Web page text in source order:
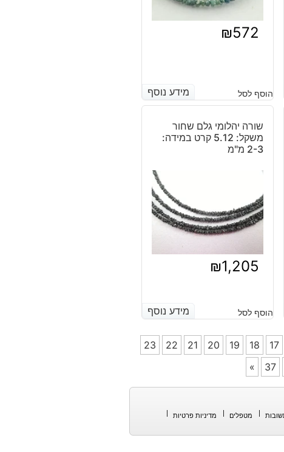
₪572
מידע נוסף הוסף לסל מידע נוסף
שורה יהלומי גלם שחור
משקל: 5.12 קרט במידה:
2-3 מ"מ
₪1,205
מידע נוסף הוסף לסל מידע נוסף
17
18
19
20
21
22
23
37
»
מטפלים מדיניות פרטיות